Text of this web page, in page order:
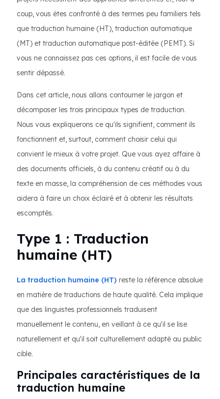
coup, vous êtes confronté à des termes peu familiers tels
que traduction humaine (HT), traduction automatique
(MT) et traduction automatique post-éditée (PEMT). Si
vous ne connaissez pas ces options, il est facile de vous
sentir dépassé.
Dans cet article, nous allons contourner le jargon et
décomposer les trois principaux types de traduction.
Nous vous expliquerons ce qu'ils signifient, comment ils
fonctionnent et, surtout, comment choisir celui qui
convient le mieux à votre projet. Que vous ayez affaire à
des documents officiels, à du contenu créatif ou à du
texte en masse, la compréhension de ces méthodes vous
aidera à faire un choix éclairé et à obtenir les résultats
escomptés.
Type 1 : Traduction
humaine (HT)
La traduction humaine (HT) reste la référence absolue
en matière de traductions de haute qualité. Cela implique
que des linguistes professionnels traduisent
manuellement le contenu, en veillant à ce qu'il se lise
naturellement et qu'il soit culturellement adapté au public
cible.
Principales caractéristiques de la
traduction humaine